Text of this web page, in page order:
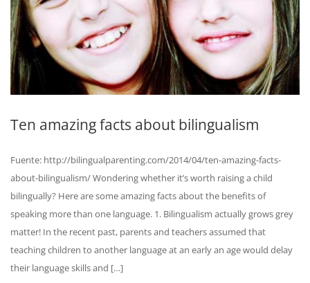
Ten amazing facts about bilingualism
Fuente: http://bilingualparenting.com/2014/04/ten-amazing-facts-
about-bilingualism/ Wondering whether it’s worth raising a child
bilingually? Here are some amazing facts about the benefits of
speaking more than one language. 1. Bilingualism actually grows grey
matter! In the recent past, parents and teachers assumed that
teaching children to another language at an early an age would delay
their language skills and […]